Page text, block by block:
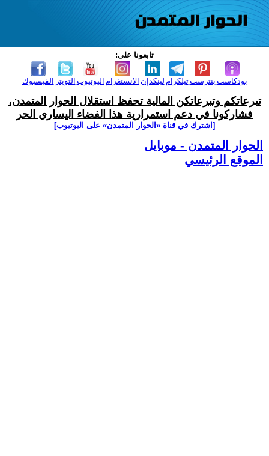
تابعونا على:
الفيسبوك التويتر اليوتيوب الانستغرام لينكدإن تيلكرامبنترست بودكاست
تبرعاتكم وتبرعاتكن المالية تحفظ استقلال الحوار المتمدن،
فشاركونا في دعم استمرارية هذا الفضاء اليساري الحر
[اشترك في قناة ‫«الحوار المتمدن» على اليوتيوب]
الحوار المتمدن - موبايل
الموقع الرئيسي